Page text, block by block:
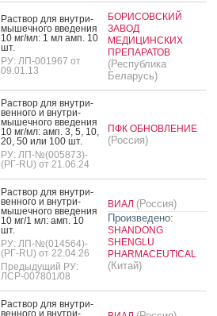
Рас­твор для внут­ри­
мышеч­но­го вве­дения
10 мг/мл: 1 мл амп. 10
шт.
РУ: ЛП-001967 от
09.01.13
БОРИСОВСКИЙ
ЗАВОД
МЕДИЦИНСКИХ
ПРЕПАРАТОВ
(Республика
Беларусь)
Рас­твор для внут­ри­
вен­но­го и внут­ри­
мышеч­но­го вве­дения
10 мг/мл: амп. 3, 5, 10,
20, 50 или 100 шт.
РУ: ЛП-№(005873)-
(РГ-RU) от 21.06.24
ПФК ОБНОВЛЕНИЕ
(Россия)
Рас­твор для внут­ри­
вен­но­го и внут­ри­
мышеч­но­го вве­дения
10 мг/1 мл: амп. 10
шт.
РУ: ЛП-№(014564)-
(РГ-RU) от 22.04.26
Предыдущий РУ:
ЛСР-007801/08
ВИАЛ (Россия)
Произведено:
SHANDONG
SHENGLU
PHARMACEUTICAL
(Китай)
Рас­твор для внут­ри­
вен­но­го и внут­ри­